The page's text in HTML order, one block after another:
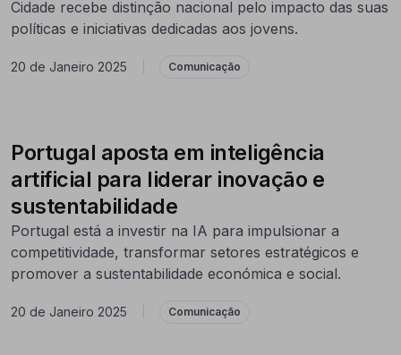
Cidade recebe distinção nacional pelo impacto das suas
políticas e iniciativas dedicadas aos jovens.
20 de Janeiro 2025 Comunicação
Portugal aposta em inteligência
artificial para liderar inovação e
sustentabilidade
Portugal está a investir na IA para impulsionar a
competitividade, transformar setores estratégicos e
promover a sustentabilidade económica e social.
20 de Janeiro 2025 Comunicação